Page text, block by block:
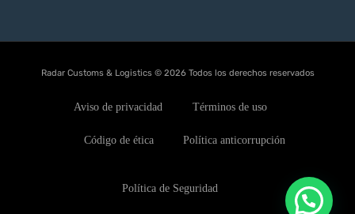
Radar Customs & Logistics © 2026 Todos los derechos reservados
Aviso de privacidad Términos de uso
Código de ética Política anticorrupción
Política de Seguridad